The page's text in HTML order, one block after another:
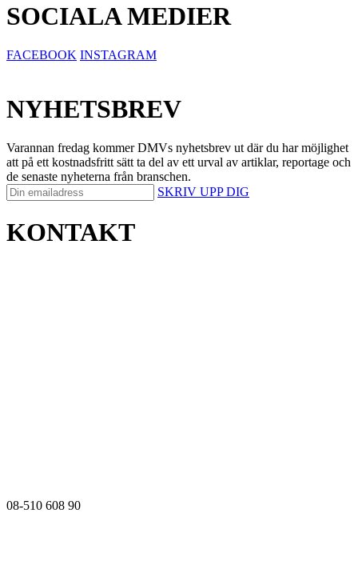
SOCIALA MEDIER
FACEBOOK INSTAGRAM
NYHETSBREV
Varannan fredag kommer DMVs nyhetsbrev ut där du har möjlighet
att på ett kostnadsfritt sätt ta del av ett urval av artiklar, reportage och
de senaste nyheterna från branschen.
SKRIV UPP DIG
KONTAKT
08-510 608 90